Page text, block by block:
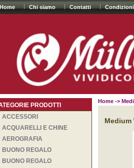
Home Chi siamo Contatti
PRODOTTI
ACCESSORI
ACQUARELLI E CHINE
AEROGRAFIA
BUONO REGALO
BUONO REGALO
Home ->
Medium